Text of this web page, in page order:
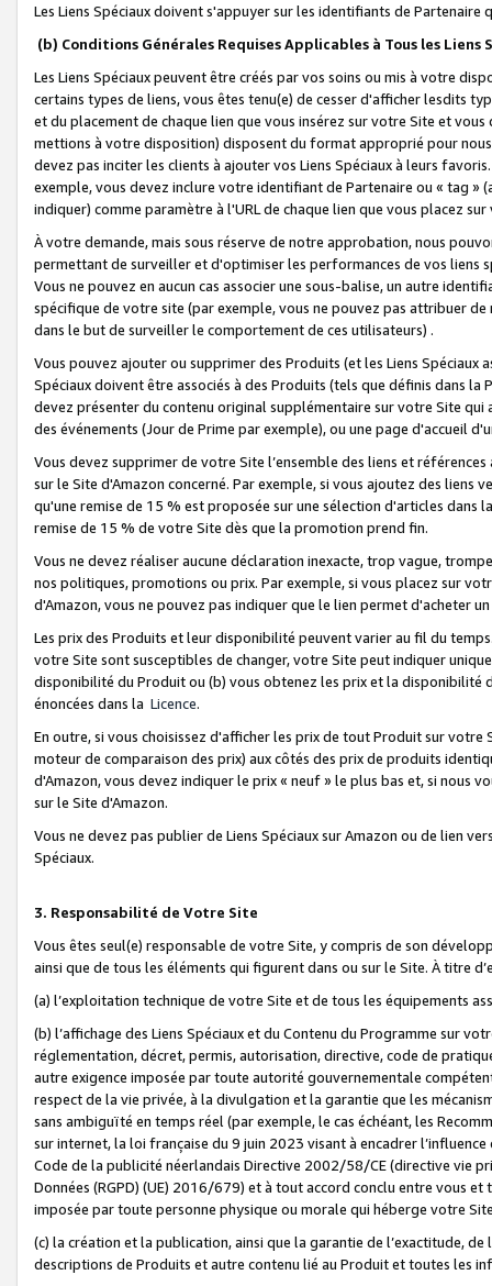
Les Liens Spéciaux doivent s'appuyer sur les identifiants de Partenaire
(b) Conditions Générales Requises Applicables à Tous les Liens
Les Liens Spéciaux peuvent être créés par vos soins ou mis à votre
certains types de liens, vous êtes tenu(e) de cesser d'afficher lesdits
et du placement de chaque lien que vous insérez sur votre Site et
mettions à votre disposition) disposent du format approprié pour
devez pas inciter les clients à ajouter vos Liens Spéciaux à leurs
exemple, vous devez inclure votre identifiant de Partenaire ou « tag
indiquer) comme paramètre à l'URL de chaque lien que vous placez
À votre demande, mais sous réserve de notre approbation, nous
permettant de surveiller et d'optimiser les performances de vos liens
Vous ne pouvez en aucun cas associer une sous-balise, un autre
spécifique de votre site (par exemple, vous ne pouvez pas attribuer
dans le but de surveiller le comportement de ces utilisateurs) .
Vous pouvez ajouter ou supprimer des Produits (et les Liens
Spéciaux doivent être associés à des Produits (tels que définis dans
devez présenter du contenu original supplémentaire sur votre Site qui
des événements (Jour de Prime par exemple), ou une page d'accueil
Vous devez supprimer de votre Site l’ensemble des liens et
sur le Site d'Amazon concerné. Par exemple, si vous ajoutez des
qu'une remise de 15 % est proposée sur une sélection d'articles
remise de 15 % de votre Site dès que la promotion prend fin.
Vous ne devez réaliser aucune déclaration inexacte, trop vague,
nos politiques, promotions ou prix. Par exemple, si vous placez sur
d'Amazon, vous ne pouvez pas indiquer que le lien permet d'acheter
Les prix des Produits et leur disponibilité peuvent varier au fil du
votre Site sont susceptibles de changer, votre Site peut indiquer
disponibilité du Produit ou (b) vous obtenez les prix et la disponibilité
énoncées dans la Licence.
En outre, si vous choisissez d'afficher les prix de tout Produit sur
moteur de comparaison des prix) aux côtés des prix de produits
d'Amazon, vous devez indiquer le prix « neuf » le plus bas et, si nous
sur le Site d'Amazon.
Vous ne devez pas publier de Liens Spéciaux sur Amazon ou de lien
Spéciaux.
3. Responsabilité de Votre Site
Vous êtes seul(e) responsable de votre Site, y compris de son
ainsi que de tous les éléments qui figurent dans ou sur le Site. À titre
(a) l’exploitation technique de votre Site et de tous les équipements
(b) l’affichage des Liens Spéciaux et du Contenu du Programme sur
réglementation, décret, permis, autorisation, directive, code de
autre exigence imposée par toute autorité gouvernementale
respect de la vie privée, à la divulgation et la garantie que les
sans ambiguïté en temps réel (par exemple, le cas échéant, les
sur internet, la loi française du 9 juin 2023 visant à encadrer
Code de la publicité néerlandais Directive 2002/58/CE (directive vie
Données (RGPD) (UE) 2016/679) et à tout accord conclu entre vous
imposée par toute personne physique ou morale qui héberge votre
(c) la création et la publication, ainsi que la garantie de l’exactitude,
descriptions de Produits et autre contenu lié au Produit et toutes les